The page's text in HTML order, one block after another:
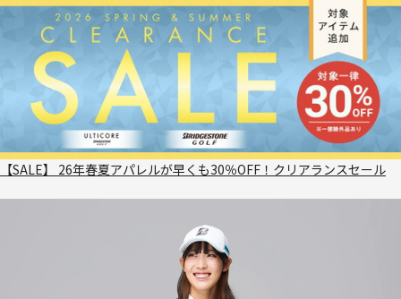
【SALE】 26年春夏アパレルが早くも30％OFF！クリアランスセール